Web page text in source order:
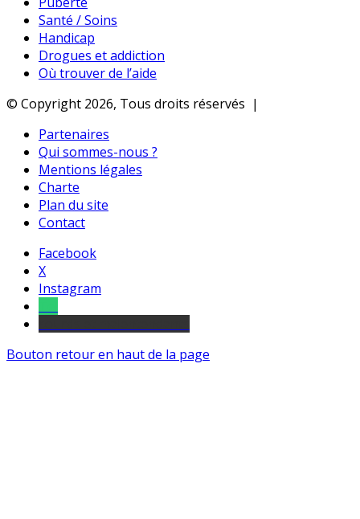
Santé / Soins
Handicap
Drogues et addiction
Où trouver de l’aide
© Copyright 2026, Tous droits réservés |
Partenaires
Qui sommes-nous ?
Mentions légales
Charte
Plan du site
Contact
Facebook
X
Instagram
Bouton retour en haut de la page